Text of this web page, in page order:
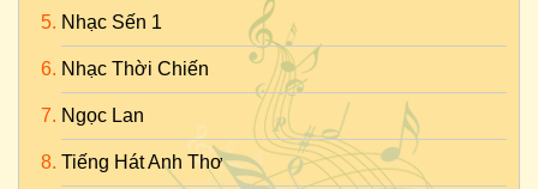
Nhạc Sến 1
Nhạc Thời Chiến
Ngọc Lan
Tiếng Hát Anh Thơ